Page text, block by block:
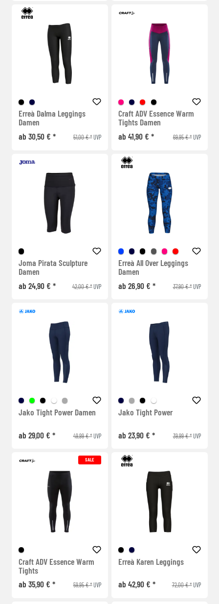
Erreà Dalma Leggings
Damen
ab 30,50 € *
51,00 € *UVP
Craft ADV Essence Warm
Tights Damen
ab 41,90 € *
69,95 € *UVP
Joma Pirata Sculpture
Damen
ab 24,90 € *
42,00 € *UVP
Erreà All Over Leggings
Damen
ab 26,90 € *
37,90 € *UVP
Jako Tight Power Damen
ab 29,00 € * 49,99 € *UVP
Jako Tight Power
ab 23,90 € * 39,99 € *UVP
SALE
Craft ADV Essence Warm
Tights
ab 35,90 € *
59,95 € *UVP
Erreà Karen Leggings
ab 42,90 € * 72,00 € *UVP